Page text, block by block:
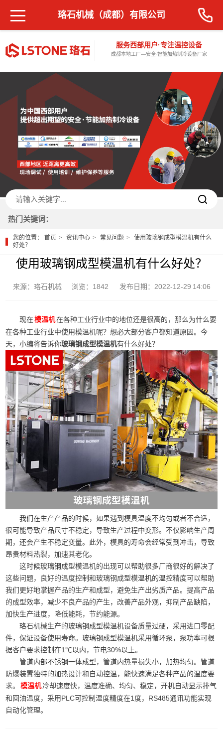
服务西部用户·专注温控设备
成都本地工厂—安全·智能加热制冷设备厂家
珞石机械（成都）有限公司
热门关键词：
您的位置：首页 资讯中心 常见问题
使用玻璃钢成型模温机有什么
好处？
使用玻璃钢成型模温机有什么好处？
来源：珞石机械 浏览：1842 发布日期：2022-12-29 14:06
现在模温机在各种工业行业中的地位还是很高的，那么为什么要
在各种工业行业中使用模温机呢？想必大部分客户都知道原因。今
天，小编将告诉你玻璃钢成型模温机有什么好处？
我们在生产产品的时候，如果遇到模具温度不均匀或者不合适，
很可能导致产品尺寸不稳定，导致生产过程中变形。不仅影响生产周
期，还会产生不稳定变量。此外，模具的寿命会经常受到冲击，导致
昂贵材料热裂，加速其老化。
这时候玻璃钢成型模温机的出现可以帮助很多厂商很好的解决了
这些问题，良好的温度控制和玻璃钢成型模温机的温控精度可以帮助
我们更好地掌握产品的生产和成型，避免生产出劣质产品。提高产品
的成型效率，减少不良产品的产生，改善产品外观，抑制产品缺陷，
加快生产进度，降低能耗，节约能源。
珞石机械生产的玻璃钢成型模温机设备质量过硬，采用进口零配
件，保证设备使用寿命。玻璃钢成型模温机采用循环泵，泵功率可根
据客户要求控制在1℃以内，节电30%以上。
管道内部不锈钢一体成型，管道内热量损失小，加热均匀。管道
防爆装置独特的加热设计和自动控温，能快速满足各种产品的温度要
求。
模温机冷却速度快，温度准确、均匀、稳定，开机自动显示排气
和回油温度，采用PLC可控制温度精度在1度，RS485通讯功能实现
自动化管理。